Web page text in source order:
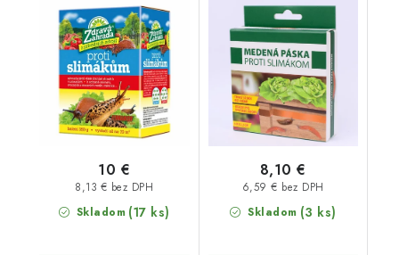
Skladom (17 ks)
8,13 € bez DPH
10 €
Skladom (3 ks)
6,59 € bez DPH
8,10 €